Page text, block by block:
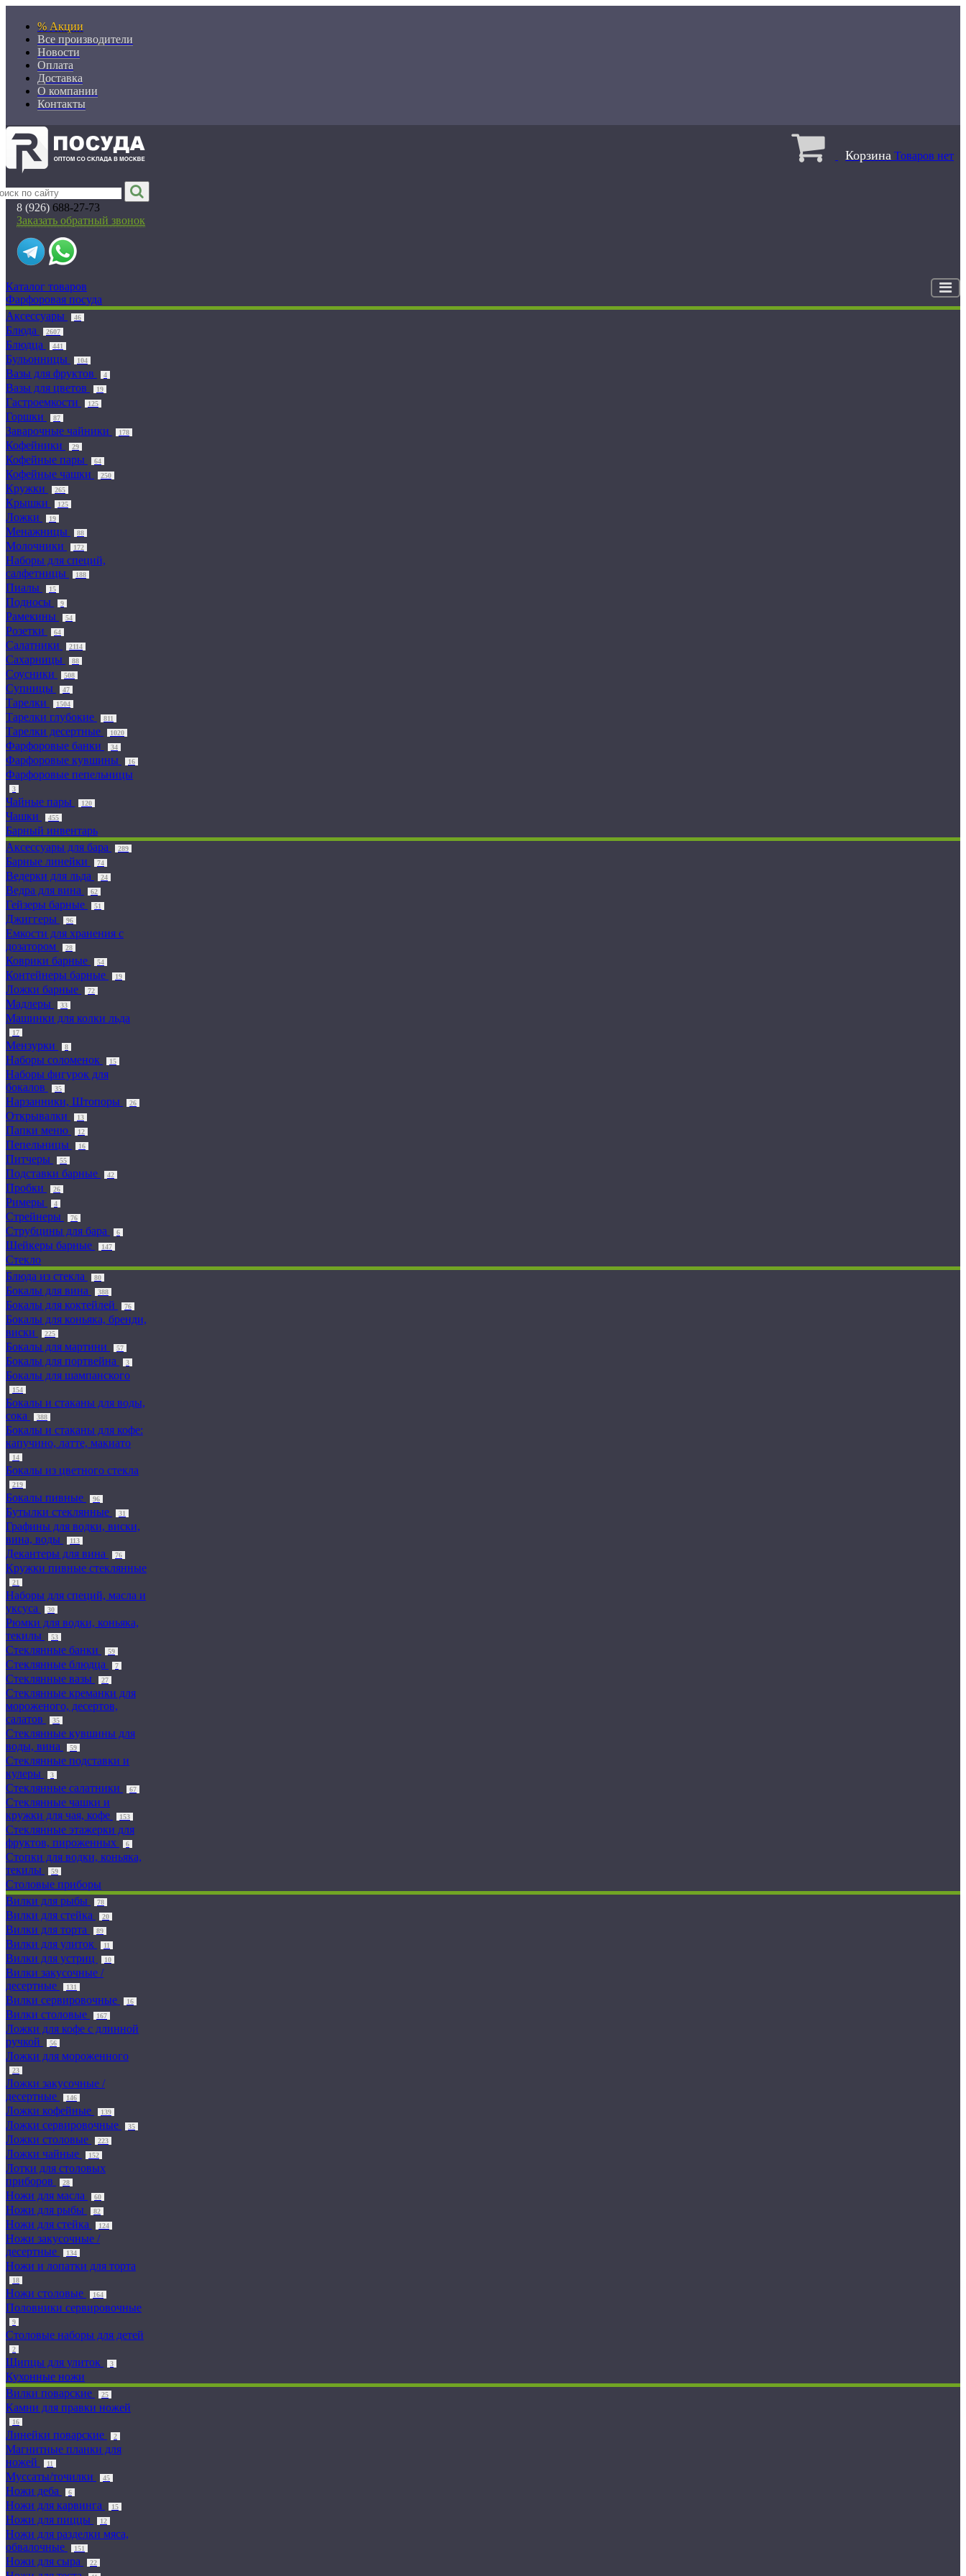
% Акции
Все производители
Новости
Оплата
Доставка
О компании
Контакты
Корзина Товаров нет
8 (926) 688-27-73
Заказать обратный звонок
Каталог товаров
Фарфоровая посуда
Аксессуары
46
Блюда 2607
Блюдца 441
Бульонницы 104
Вазы для фруктов 4
Вазы для цветов 19
Гастроемкости 125
Горшки 87
Заварочные чайники 178
Кофейники 29
Кофейные пары 64
Кофейные чашки 250
Кружки 265
Крышки 125
Ложки 19
Менажницы 88
Молочники 172
Наборы для специй,
салфетницы
188
Пиалы 15
Подносы 9
Рамекины 54
Розетки 64
Салатники 2114
Сахарницы 88
Соусники 508
Супницы 47
Тарелки 1504
Тарелки глубокие 811
Тарелки десертные 1020
Фарфоровые банки 34
Фарфоровые кувшины 16
Фарфоровые пепельницы
3
Чайные пары 120
Чашки 455
Барный инвентарь
Аксессуары для бара
289
Барные линейки 74
Ведерки для льда 24
Ведра для вина 62
Гейзеры барные 51
Джиггеры 96
Емкости для хранения с
дозатором
28
Коврики барные 54
Контейнеры барные 19
Ложки барные 72
Мадлеры 33
Машинки для колки льда
17
Мензурки 8
Наборы соломенок 15
Наборы фигурок для
бокалов
35
Нарзанники, Штопоры 26
Открывалки 13
Папки меню 12
Пепельницы 16
Питчеры 55
Подставки барные 42
Пробки 26
Римеры 4
Стрейнеры 76
Струбцины для бара 6
Шейкеры барные 147
Стекло
Блюда из стекла
80
Бокалы для вина 388
Бокалы для коктейлей 76
Бокалы для коньяка, бренди,
виски
225
Бокалы для мартини 57
Бокалы для портвейна 3
Бокалы для шампанского
154
Бокалы и стаканы для воды,
сока
388
Бокалы и стаканы для кофе:
капучино, латте, макиато
14
Бокалы из цветного стекла
219
Бокалы пивные 96
Бутылки стеклянные 31
Графины для водки, виски,
вина, воды
113
Декантеры для вина 76
Кружки пивные стеклянные
21
Наборы для специй, масла и
уксуса
30
Рюмки для водки, коньяка,
текилы
53
Стеклянные банки 59
Стеклянные блюдца 7
Стеклянные вазы 27
Стеклянные креманки для
мороженого, десертов,
салатов
35
Стеклянные кувшины для
воды, вина
59
Стеклянные подставки и
кулеры
3
Стеклянные салатники 67
Стеклянные чашки и
кружки для чая, кофе
153
Стеклянные этажерки для
фруктов, пироженных
6
Стопки для водки, коньяка,
текилы
59
Столовые приборы
Вилки для рыбы
78
Вилки для стейка 20
Вилки для торта 89
Вилки для улиток 11
Вилки для устриц 10
Вилки закусочные /
десертные
131
Вилки сервировочные 16
Вилки столовые 167
Ложки для кофе с длинной
ручкой
56
Ложки для мороженного
23
Ложки закусочные /
десертные
146
Ложки кофейные 139
Ложки сервировочные 35
Ложки столовые 223
Ложки чайные 152
Лотки для столовых
приборов
28
Ножи для масла 60
Ножи для рыбы 82
Ножи для стейка 124
Ножи закусочные /
десертные
134
Ножи и лопатки для торта
18
Ножи столовые 164
Половники сервировочные
9
Столовые наборы для детей
2
Щипцы для улиток 3
Кухонные ножи
Вилки поварские
25
Камни для правки ножей
16
Линейки поварские 2
Магнитные планки для
ножей
11
Муссаты/точилки 45
Ножи деба 6
Ножи для карвинга 15
Ножи для пиццы 12
Ножи для разделки мяса,
обвалочные
151
Ножи для сыра 22